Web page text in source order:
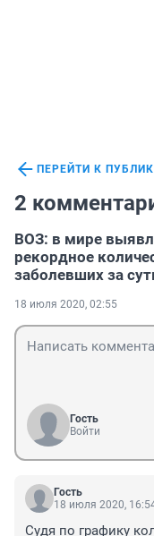
ПЕРЕЙТИ К
2
ВОЗ: в мире
рекордное
заболевших за
18 июля 2020, 02:55
Гость
Войти
Гость
18 июля 2020,
Судя по графику